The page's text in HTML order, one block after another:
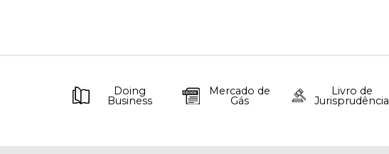
Doing
Business
Mercado de
Gás
Livro de
Jurisprudência